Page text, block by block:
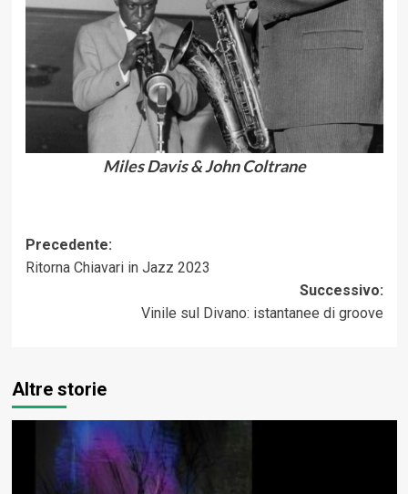
Miles Davis & John Coltrane
Navigazione
articolo
Precedente:
Ritorna Chiavari in Jazz 2023
Successivo:
Vinile sul Divano: istantanee di groove
Altre storie